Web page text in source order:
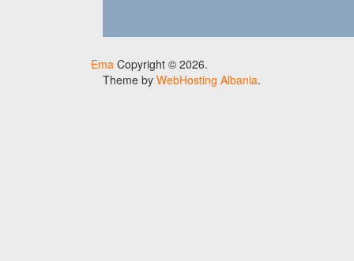
Ema Copyright © 2026.
Theme by WebHosting Albania.